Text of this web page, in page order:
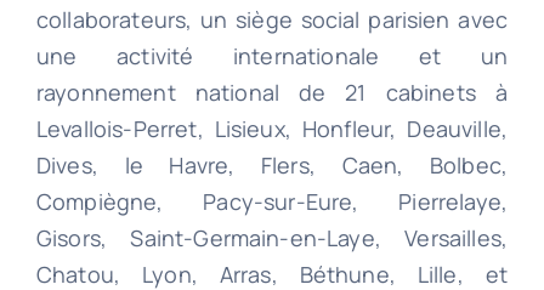
collaborateurs, un siège social parisien avec
une activité internationale et un
rayonnement national de 21 cabinets à
Levallois-Perret, Lisieux, Honfleur, Deauville,
Dives, le Havre, Flers, Caen, Bolbec,
Compiègne, Pacy-sur-Eure, Pierrelaye,
Gisors, Saint-Germain-en-Laye, Versailles,
Chatou, Lyon, Arras, Béthune, Lille, et